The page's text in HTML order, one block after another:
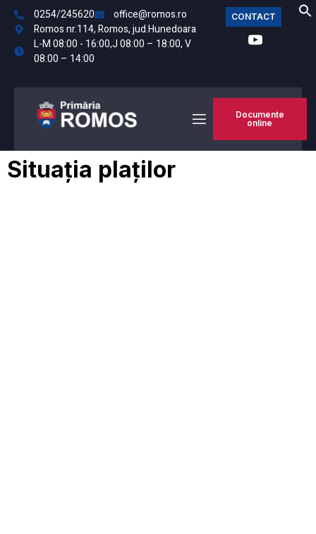
0254/245620
office@romos.ro
Romos nr.114, Romos, jud.Hunedoara
L-M 08:00 - 16:00,J 08:00 – 18:00, V
08:00 – 14:00
CONTACT
Documente
online
Situația plaților